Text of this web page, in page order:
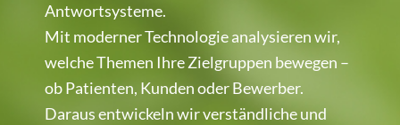
Antwortsysteme.
Mit moderner Technologie analysieren wir,
welche Themen Ihre Zielgruppen bewegen –
ob Patienten, Kunden oder Bewerber.
Daraus entwickeln wir verständliche und